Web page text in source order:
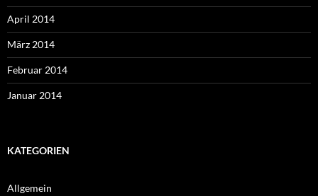
April 2014
März 2014
Februar 2014
Januar 2014
KATEGORIEN
Allgemein